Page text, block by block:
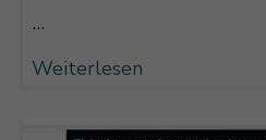
...
Weiterlesen